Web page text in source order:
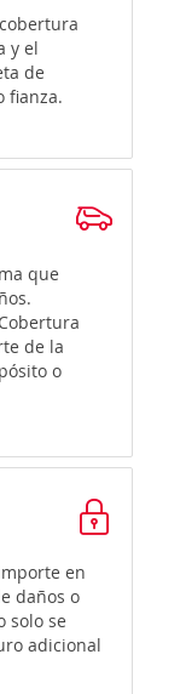
y el
de
fianza.
que
de la
o
en
daños o
solo se
adicional